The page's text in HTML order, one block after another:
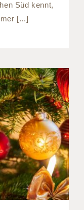
Süd kennt,
[...]